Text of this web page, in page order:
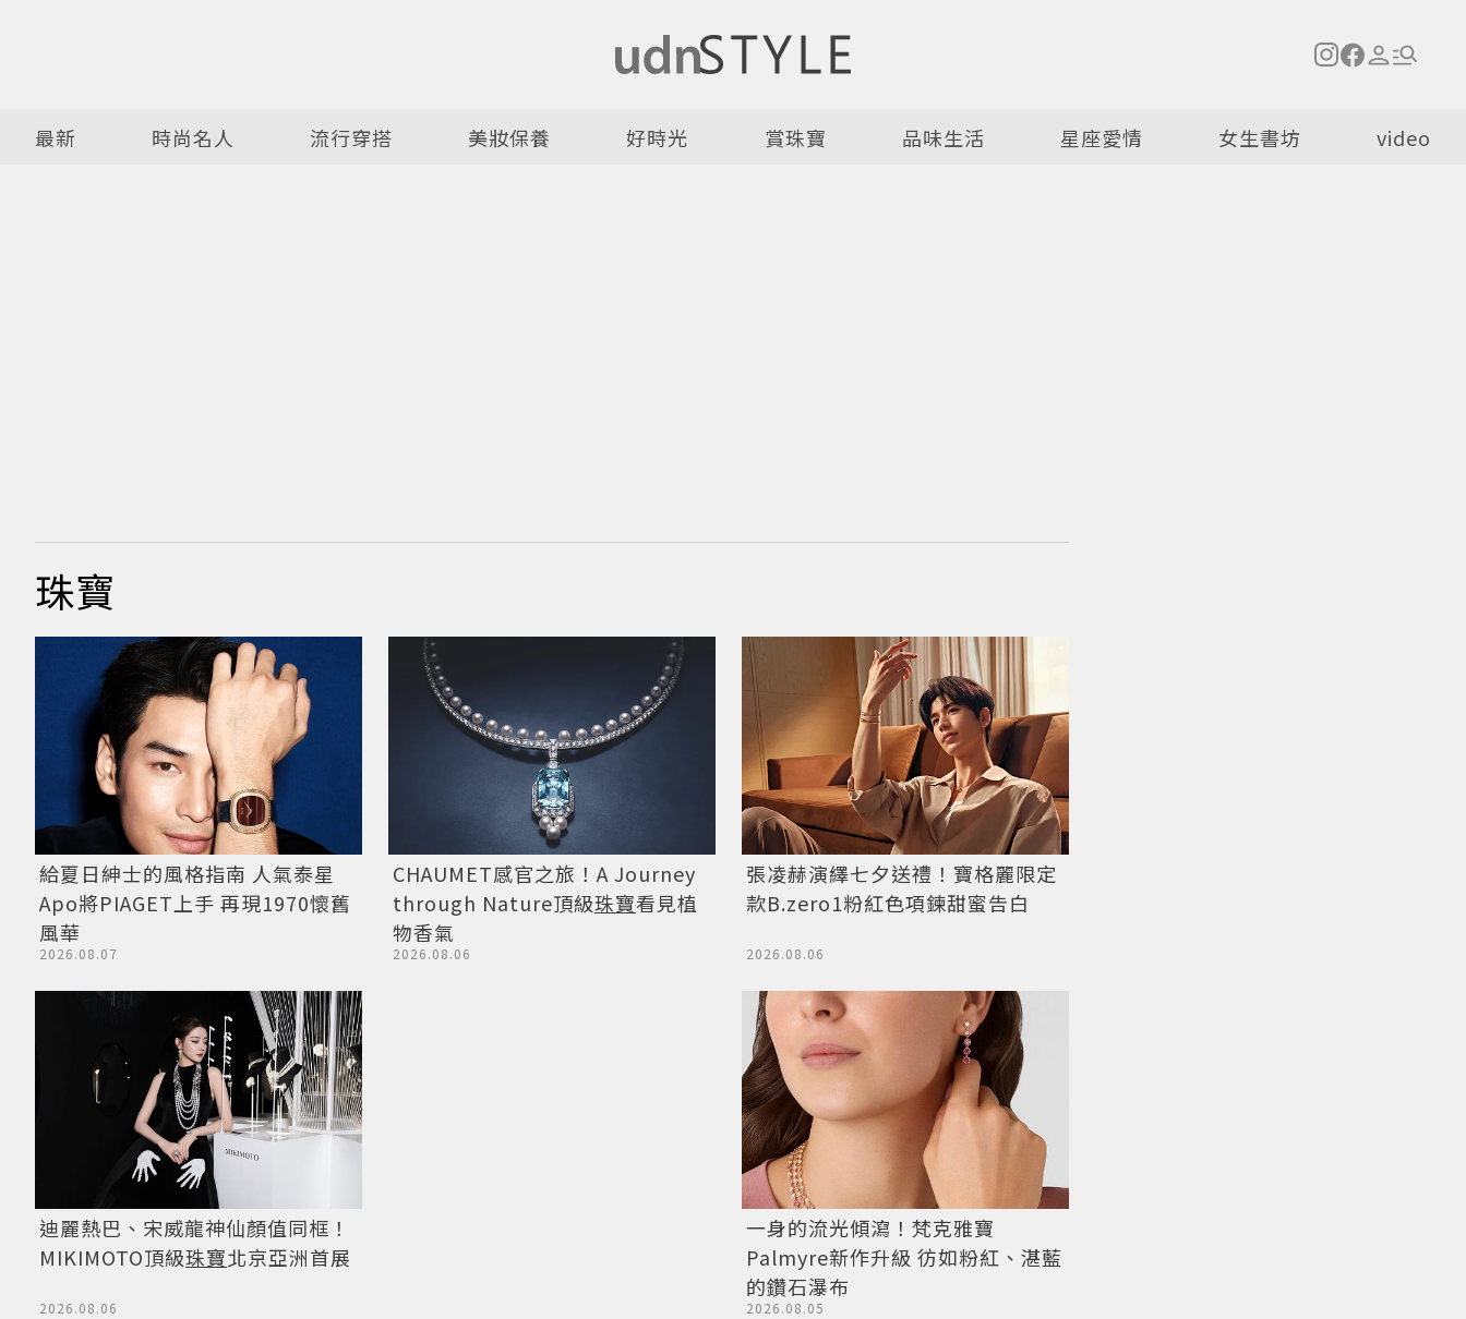
最新 時尚名人 流行穿搭 美妝保養 好時光 賞珠寶 品味生活 星座愛情 女生書坊 video
珠寶
給夏日紳士的風格指南 人氣泰星
Apo將PIAGET上手 再現1970懷舊
風華
2026.08.07
CHAUMET感官之旅！A Journey
through Nature頂級珠寶看見植
物香氣
2026.08.06
張凌赫演繹七夕送禮！寶格麗限定
款B.zero1粉紅色項鍊甜蜜告白
2026.08.06
迪麗熱巴、宋威龍神仙顏值同框！
MIKIMOTO頂級珠寶北京亞洲首展
2026.08.06
一身的流光傾瀉！梵克雅寶
Palmyre新作升級 彷如粉紅、湛藍
的鑽石瀑布
2026.08.05